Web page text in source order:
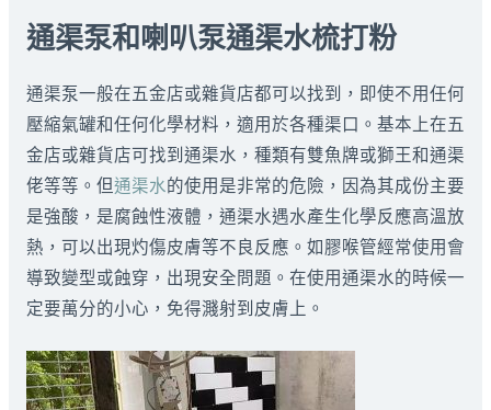
通渠泵和喇叭泵通渠水梳打粉
通渠泵一般在五金店或雜貨店都可以找到，即使不用任何
壓縮氣罐和任何化學材料，適用於各種渠口。基本上在五
金店或雜貨店可找到通渠水，種類有雙魚牌或獅王和通渠
佬等等。但通渠水的使用是非常的危險，因為其成份主要
是強酸，是腐蝕性液體，通渠水遇水產生化學反應高溫放
熱，可以出現灼傷皮膚等不良反應。如膠喉管經常使用會
導致變型或蝕穿，出現安全問題。在使用通渠水的時候一
定要萬分的小心，免得濺射到皮膚上。